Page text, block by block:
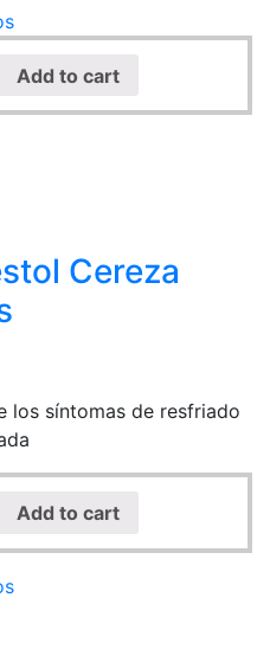
Add to cart
Cereza
los síntomas de resfriado
Add to cart